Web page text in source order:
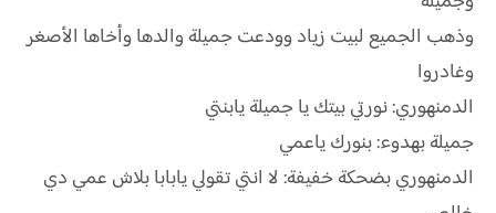
وذهب الجميع لبيت زياد وودعت جميلة والدها وأخاها الأصغر
وغادروا
الدمنهوري: نورتي بيتك يا جميلة يابنتي
جميلة بهدوء: بنورك ياعمي
الدمنهوري بضحكة خفيفة: لا انتي تقولي يابابا بلاش عمي دي